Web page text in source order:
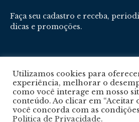
Faça seu cadastro e receba,
dicas e promoções.
Cadastre-se aqui
Utilizamos cookies para
experiência, melhorar o
como você interage em nosso
conteúdo. Ao clicar em “Aceitar
você concorda com as
Politica de Privacidade.